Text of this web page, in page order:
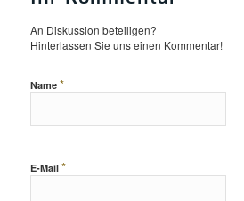
An Diskussion beteiligen?
Hinterlassen Sie uns einen Kommentar!
Name *
E-Mail *